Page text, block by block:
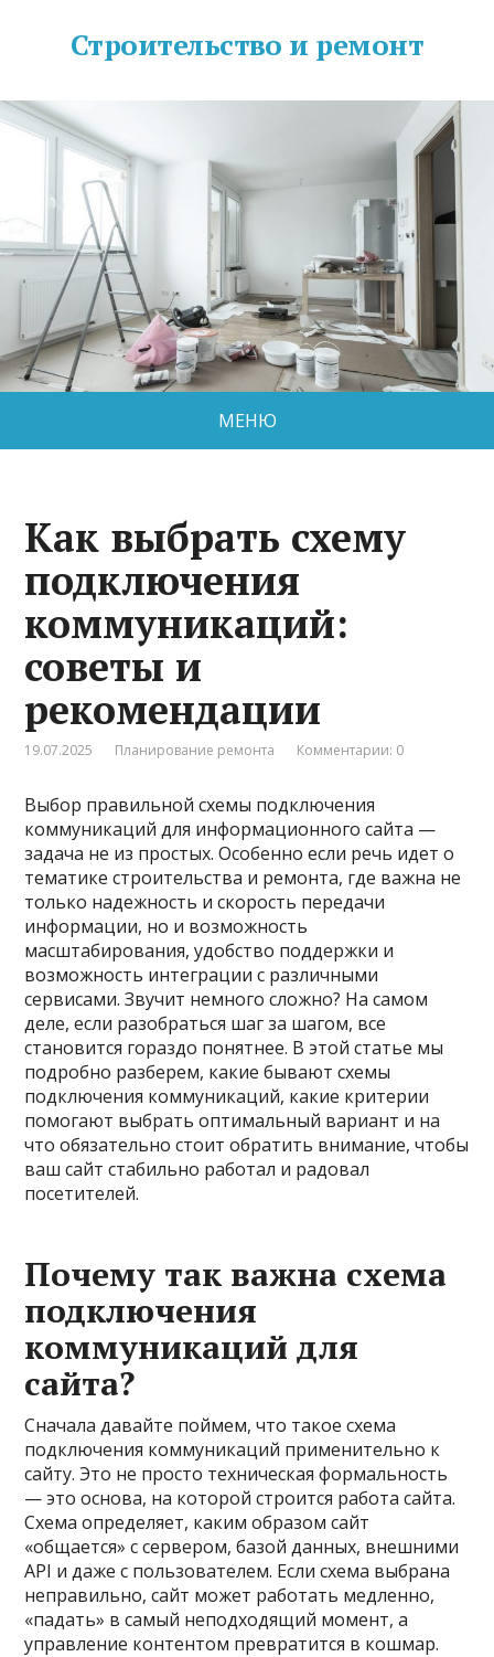
Строительство и ремонт
МЕНЮ
Как выбрать схему
подключения
коммуникаций:
советы и
рекомендации
19.07.2025 Планирование ремонта Комментарии: 0
Выбор правильной схемы подключения
коммуникаций для информационного сайта —
задача не из простых. Особенно если речь идет о
тематике строительства и ремонта, где важна не
только надежность и скорость передачи
информации, но и возможность
масштабирования, удобство поддержки и
возможность интеграции с различными
сервисами. Звучит немного сложно? На самом
деле, если разобраться шаг за шагом, все
становится гораздо понятнее. В этой статье мы
подробно разберем, какие бывают схемы
подключения коммуникаций, какие критерии
помогают выбрать оптимальный вариант и на
что обязательно стоит обратить внимание, чтобы
ваш сайт стабильно работал и радовал
посетителей.
Почему так важна схема
подключения
коммуникаций для
сайта?
Сначала давайте поймем, что такое схема
подключения коммуникаций применительно к
сайту. Это не просто техническая формальность
— это основа, на которой строится работа сайта.
Схема определяет, каким образом сайт
«общается» с сервером, базой данных, внешними
API и даже с пользователем. Если схема выбрана
неправильно, сайт может работать медленно,
«падать» в самый неподходящий момент, а
управление контентом превратится в кошмар.